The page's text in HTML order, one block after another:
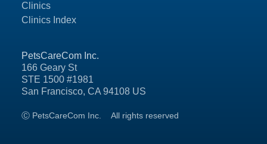
PetsCareCom Inc.
166 Geary St
STE 1500 #1981
San Francisco, CA 94108 US
Ⓒ PetsCareCom Inc. All rights reserved
Clinics
Clinics Index